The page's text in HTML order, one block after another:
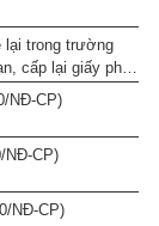
lại trong trường
cấp lại giấy phép
NĐ-CP)
NĐ-CP)
NĐ-CP)